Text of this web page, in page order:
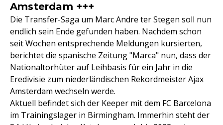
Amsterdam +++
Die Transfer-Saga um Marc Andre ter Stegen soll nun
endlich sein Ende gefunden haben. Nachdem schon
seit Wochen entsprechende Meldungen kursierten,
berichtet die spanische Zeitung "Marca" nun, dass der
Nationaltorhüter auf Leihbasis für ein Jahr in die
Eredivisie zum niederländischen Rekordmeister Ajax
Amsterdam wechseln werde.
Aktuell befindet sich der Keeper mit dem FC Barcelona
im Trainingslager in Birmingham. Immerhin steht der